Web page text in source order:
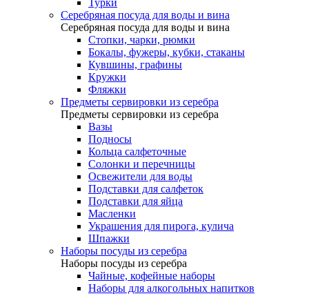
Турки
Серебряная посуда для воды и вина
Серебряная посуда для воды и вина
Стопки, чарки, рюмки
Бокалы, фужеры, кубки, стаканы
Кувшины, графины
Кружки
Фляжки
Предметы сервировки из серебра
Предметы сервировки из серебра
Вазы
Подносы
Кольца салфеточные
Солонки и перечницы
Освежители для воды
Подставки для салфеток
Подставки для яйца
Масленки
Украшения для пирога, кулича
Шпажки
Наборы посуды из серебра
Наборы посуды из серебра
Чайные, кофейные наборы
Наборы для алкогольных напитков